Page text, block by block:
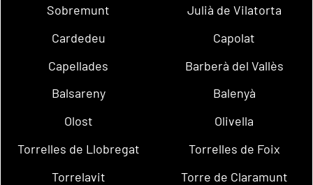
Sobremunt
Julià de Vilatorta
Cardedeu
Capolat
Capellades
Barberà del Vallès
Balsareny
Balenyà
Olost
Olivella
Torrelles de Llobregat
Torrelles de Foix
Torrelavit
Torre de Claramunt